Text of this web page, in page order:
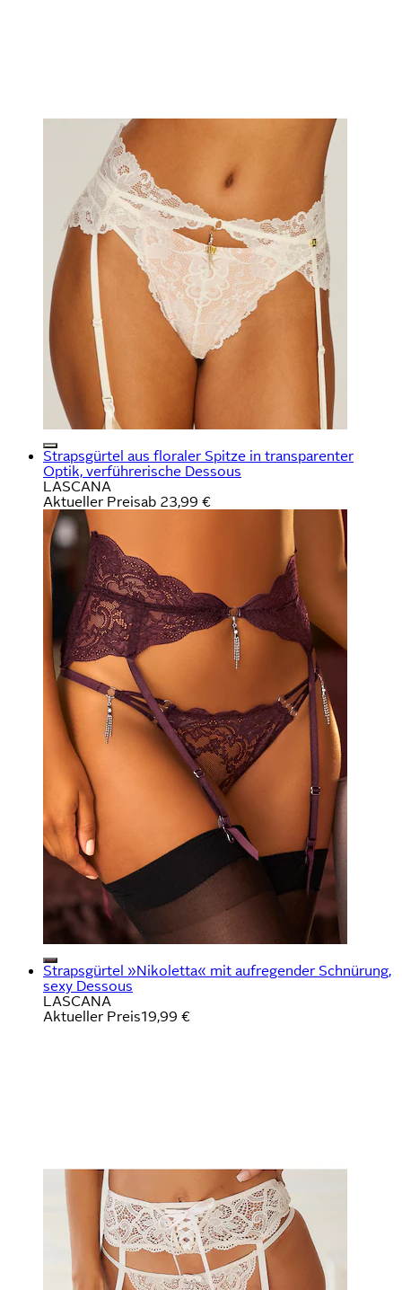
Strapsgürtel aus floraler Spitze in transparenter
Optik, verführerische Dessous
LASCANA
Aktueller Preisab 23,99 €
Strapsgürtel »Nikoletta« mit aufregender Schnürung,
sexy Dessous
LASCANA
Aktueller Preis19,99 €